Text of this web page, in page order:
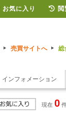
売買サイトへ 総
インフォメーション
現在 0
お気に入り 閲